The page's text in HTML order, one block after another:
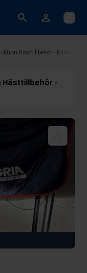
Öppna
Hästtillbehör - Kävlinge
Hästtillbehör -